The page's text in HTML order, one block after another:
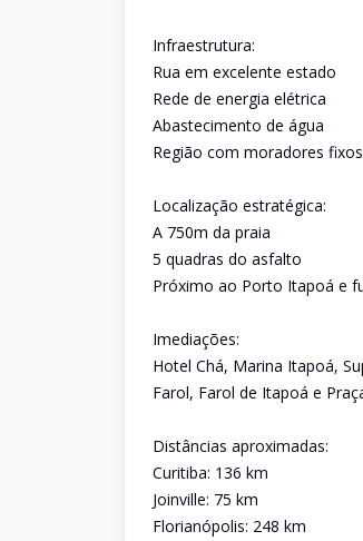
Infraestrutura:
Rua em excelente estado
Rede de energia elétrica
Abastecimento de água
Região com moradores
Localização estratégica:
A 750m da praia
5 quadras do asfalto
Próximo ao Porto Itapoá e
Imediações:
Hotel Chá, Marina Itapoá,
Farol, Farol de Itapoá e
Distâncias aproximadas:
Curitiba: 136 km
Joinville: 75 km
Florianópolis: 248 km